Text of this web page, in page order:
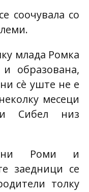
соочувала со
млада Ромка
образована,
сè уште не е
месеци
Сибел низ
Роми и
заедници се
толку